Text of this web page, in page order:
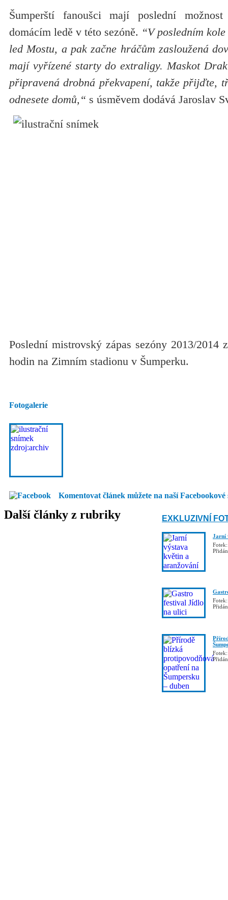
Šumperští fanoušci mají poslední
domácím ledě v této sezóně. “V posledním
led Mostu, a pak začne hráčům zasloužená
mají vyřízené starty do extraligy. Maskot
připravená drobná překvapení, takže přijďte,
odnesete domů,“ s úsměvem dodává Jaroslav
Poslední mistrovský zápas sezóny 2013/2014
hodin na Zimním stadionu v Šumperku.
Fotogalerie
Komentovat článek můžete na naší Facebookové
Další články z rubriky EXKLUZIVNÍ
Jarní